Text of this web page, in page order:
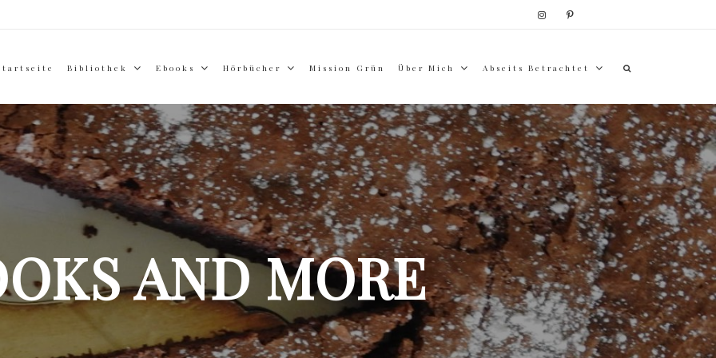
Bibliothek Ebooks Hörbücher Mission Grün Über Mich Abseits Betrachtet
AND MORE